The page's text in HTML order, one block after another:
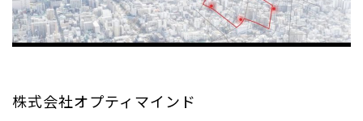
株式会社オプティマインド